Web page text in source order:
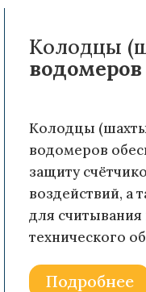
Колодцы
водомеров
Колодцы
водомеров
защиту
воздействий, а
для
технического
Подробнее